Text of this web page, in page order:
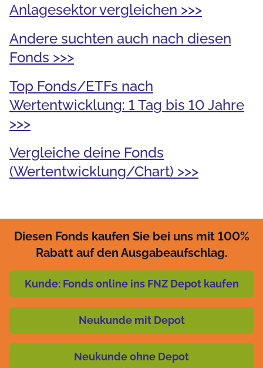
Anlagesektor vergleichen >>>
Andere suchten auch nach diesen
Fonds >>>
Top Fonds/ETFs nach
Wertentwicklung: 1 Tag bis 10 Jahre
>>>
Vergleiche deine Fonds
(Wertentwicklung/Chart) >>>
Diesen Fonds kaufen Sie bei uns mit 100%
Rabatt auf den Ausgabeaufschlag.
Kunde: Fonds online ins FNZ Depot kaufen
Neukunde mit Depot
Neukunde ohne Depot